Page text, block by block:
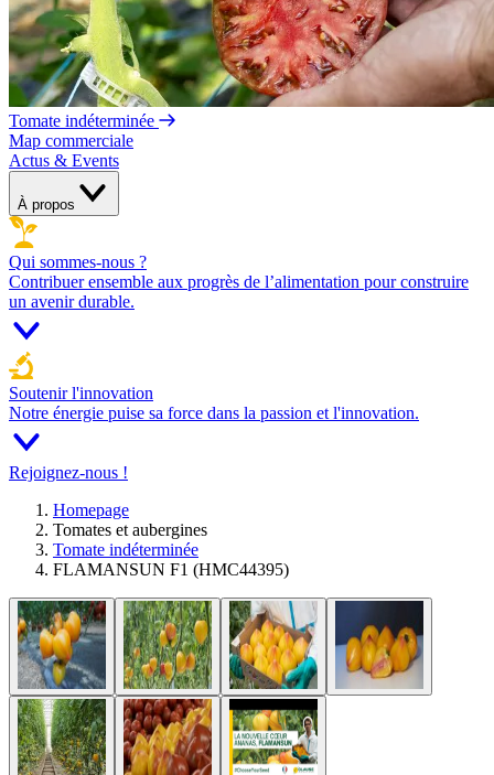
Tomate indéterminée
Map commerciale
Actus & Events
À propos
Qui sommes-nous ?
Contribuer ensemble aux progrès de l’alimentation pour construire
un avenir durable.
Soutenir l'innovation
Notre énergie puise sa force dans la passion et l'innovation.
Rejoignez-nous !
Homepage
Tomates et aubergines
Tomate indéterminée
FLAMANSUN F1 (HMC44395)